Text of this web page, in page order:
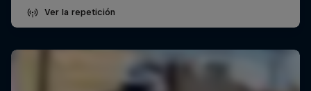
Ver la repetición